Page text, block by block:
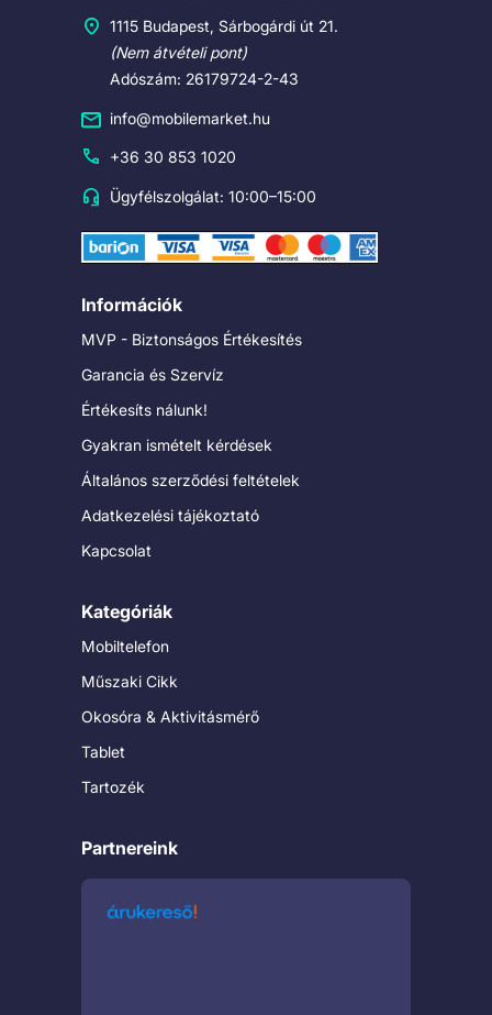
1115 Budapest, Sárbogárdi út 21.
(Nem átvételi pont)
Adószám: 26179724-2-43
info@mobilemarket.hu
+36 30 853 1020
Ügyfélszolgálat: 10:00–15:00
Információk
MVP - Biztonságos Értékesítés
Garancia és Szervíz
Értékesíts nálunk!
Gyakran ismételt kérdések
Általános szerződési feltételek
Adatkezelési tájékoztató
Kapcsolat
Kategóriák
Mobiltelefon
Műszaki Cikk
Okosóra & Aktivitásmérő
Tablet
Tartozék
Partnereink